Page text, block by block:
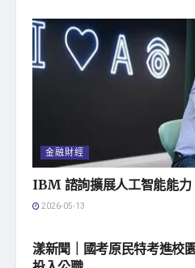
金融財經
IBM 諮詢擴展人工智能能力
2026-05-13
漾新聞｜國考原民特考進校